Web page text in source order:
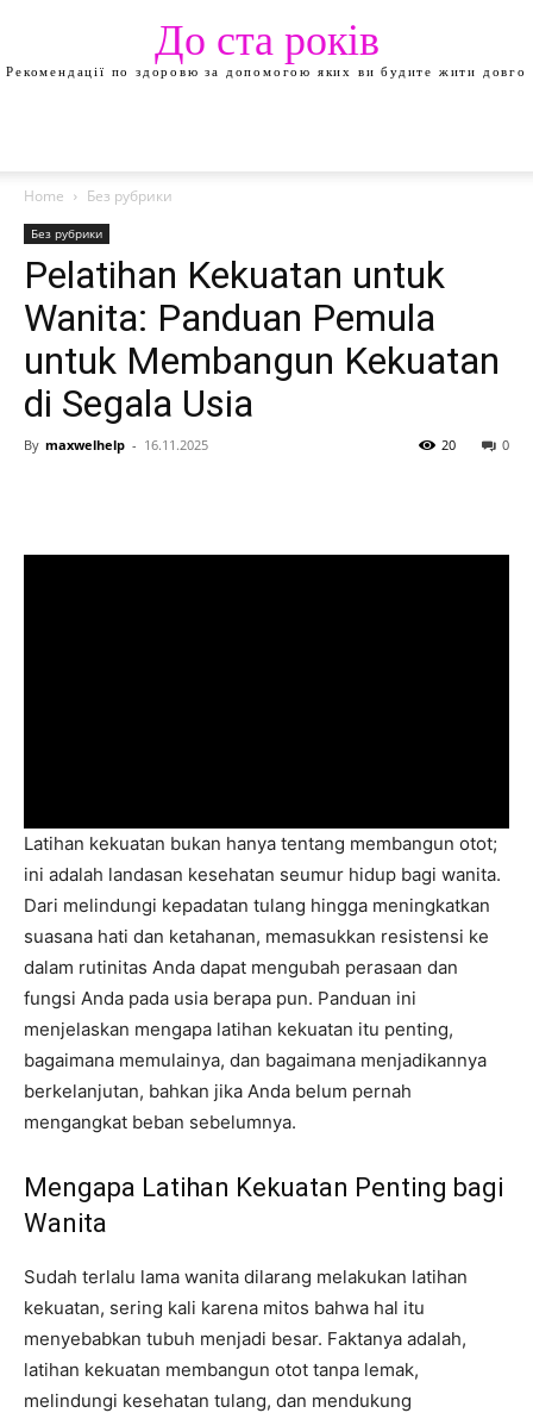
До ста років
Рекомендації по здоровю за допомогою яких ви будите жити довго
Home Без рубрики
Без рубрики
Pelatihan Kekuatan untuk
Wanita: Panduan Pemula
untuk Membangun Kekuatan
di Segala Usia
By maxwelhelp - 16.11.2025 0
20
Latihan kekuatan bukan hanya tentang membangun otot;
ini adalah landasan kesehatan seumur hidup bagi wanita.
Dari melindungi kepadatan tulang hingga meningkatkan
suasana hati dan ketahanan, memasukkan resistensi ke
dalam rutinitas Anda dapat mengubah perasaan dan
fungsi Anda pada usia berapa pun. Panduan ini
menjelaskan mengapa latihan kekuatan itu penting,
bagaimana memulainya, dan bagaimana menjadikannya
berkelanjutan, bahkan jika Anda belum pernah
mengangkat beban sebelumnya.
Mengapa Latihan Kekuatan Penting bagi
Wanita
Sudah terlalu lama wanita dilarang melakukan latihan
kekuatan, sering kali karena mitos bahwa hal itu
menyebabkan tubuh menjadi besar. Faktanya adalah,
latihan kekuatan membangun otot tanpa lemak,
melindungi kesehatan tulang, dan mendukung